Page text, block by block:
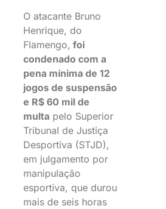
O atacante Bruno
Henrique, do
Flamengo, foi
condenado com a
pena mínima de 12
jogos de suspensão
e R$ 60 mil de
multapelo Superior
Tribunal de Justiça
Desportiva (STJD),
em julgamento por
manipulação
esportiva, que durou
mais de seis horas